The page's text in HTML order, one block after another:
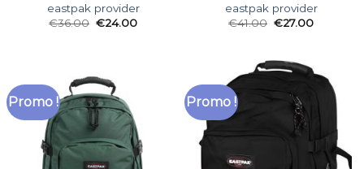
eastpak provider
€36.00 €24.00
eastpak provider
€41.00 €27.00
Promo ! Promo !